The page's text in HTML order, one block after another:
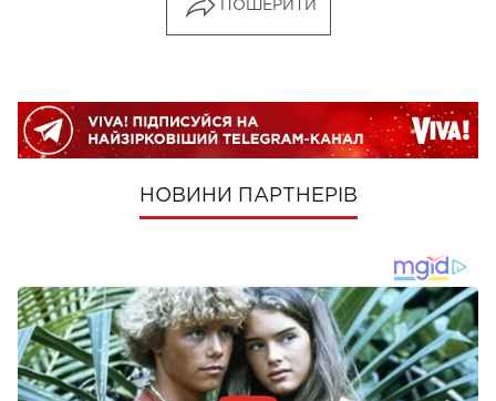
ПОШЕРИТИ
НОВИНИ ПАРТНЕРІВ